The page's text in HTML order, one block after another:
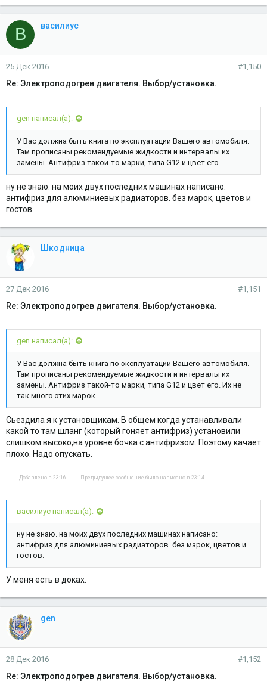
В василиус
25 Дек 2016 #1,150
Re: Электроподогрев двигателя. Выбор/установка.
gen написал(а):
У Вас должна быть книга по эксплуатации Вашего автомобиля.
Там прописаны рекомендуемые жидкости и интервалы их
замены. Антифриз такой-то марки, типа G12 и цвет его
ну не знаю. на моих двух последних машинах написано:
антифриз для алюминиевых радиаторов. без марок, цветов и
гостов.
Шкодница
27 Дек 2016 #1,151
Re: Электроподогрев двигателя. Выбор/установка.
gen написал(а):
У Вас должна быть книга по эксплуатации Вашего автомобиля.
Там прописаны рекомендуемые жидкости и интервалы их
замены. Антифриз такой-то марки, типа G12 и цвет его. Их не
так много этих марок.
Сьездила я к установщикам. В общем когда устанавливали
какой то там шланг (который гоняет антифриз) установили
слишком высоко,на уровне бочка с антифризом. Поэтому качает
плохо. Надо опускать.
---------- Добавлено в 23:16 ---------- Предыдущее сообщение было написано в 23:14 ----------
василиус написал(а):
ну не знаю. на моих двух последних машинах написано:
антифриз для алюминиевых радиаторов. без марок, цветов и
гостов.
У меня есть в доках.
gen
28 Дек 2016 #1,152
Re: Электроподогрев двигателя. Выбор/установка.